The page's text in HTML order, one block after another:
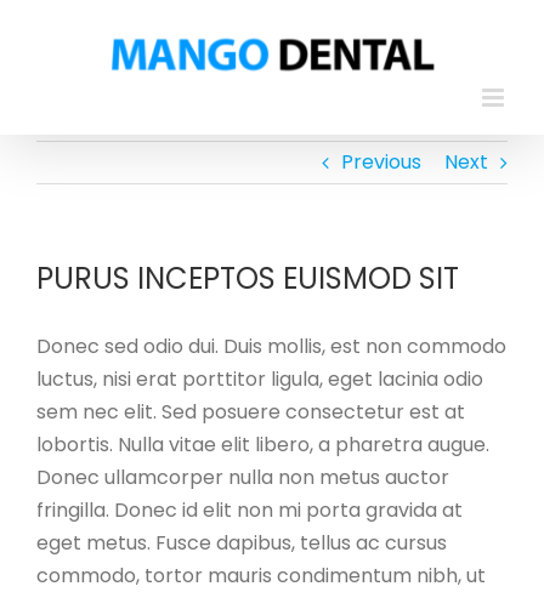
Previous Next
PURUS INCEPTOS EUISMOD SIT
Donec sed odio dui. Duis mollis, est non commodo
luctus, nisi erat porttitor ligula, eget lacinia odio
sem nec elit. Sed posuere consectetur est at
lobortis. Nulla vitae elit libero, a pharetra augue.
Donec ullamcorper nulla non metus auctor
fringilla. Donec id elit non mi porta gravida at
eget metus. Fusce dapibus, tellus ac cursus
commodo, tortor mauris condimentum nibh, ut